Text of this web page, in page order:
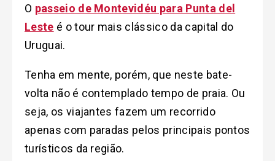
O passeio de Montevidéu para Punta del
Leste é o tour mais clássico da capital do
Uruguai.
Tenha em mente, porém, que neste bate-
volta não é contemplado tempo de praia. Ou
seja, os viajantes fazem um recorrido
apenas com paradas pelos principais pontos
turísticos da região.